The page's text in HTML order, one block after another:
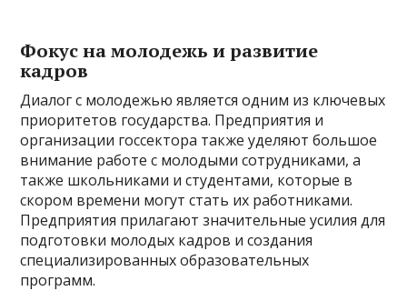
Фокус на молодежь и развитие
кадров
Диалог с молодежью является одним из ключевых
приоритетов государства. Предприятия и
организации госсектора также уделяют большое
внимание работе с молодыми сотрудниками, а
также школьниками и студентами, которые в
скором времени могут стать их работниками.
Предприятия прилагают значительные усилия для
подготовки молодых кадров и создания
специализированных образовательных
программ.